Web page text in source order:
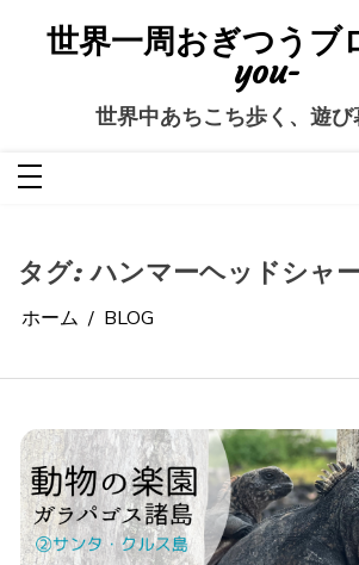
世界一周おぎつう
you-
世界中あちこち歩く、遊び
タグ:ハンマーヘッドシャ
ホーム BLOG